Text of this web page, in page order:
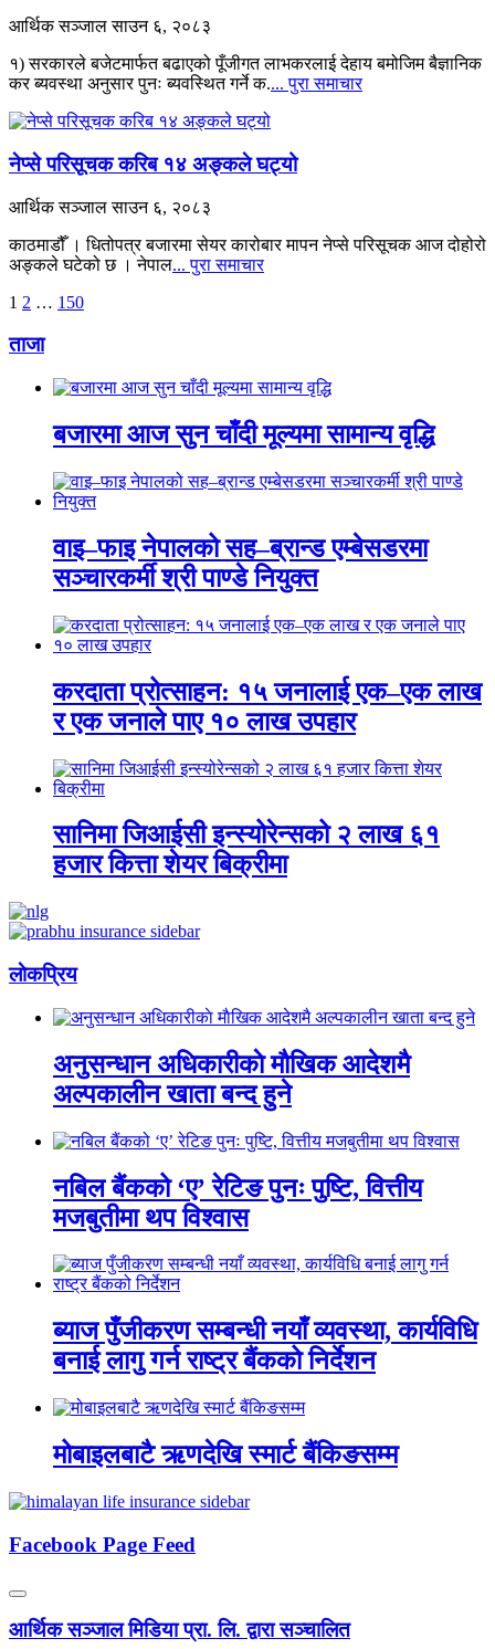
आर्थिक सञ्जालसाउन ६, २०८३
१) सरकारले बजेटमार्फत बढाएको पूँजीगत लाभकरलाई देहाय बमोजिम बैज्ञानिक
कर ब्यवस्था अनुसार पुनः ब्यवस्थित गर्ने क.... पुरा समाचार
नेप्से परिसूचक करिब १४ अङ्कले घट्यो
आर्थिक सञ्जालसाउन ६, २०८३
काठमाडौँ । धितोपत्र बजारमा सेयर कारोबार मापन नेप्से परिसूचक आज दोहोरो
अङ्कले घटेको छ । नेपाल... पुरा समाचार
1 2 … 150अर्को
ताजा
बजारमा आज सुन चाँदी मूल्यमा सामान्य वृद्धि
वाइ–फाइ नेपालको सह–ब्रान्ड एम्बेसडरमा
सञ्चारकर्मी श्री पाण्डे नियुक्त
करदाता प्रोत्साहन: १५ जनालाई एक–एक लाख
र एक जनाले पाए १० लाख उपहार
सानिमा जिआईसी इन्स्योरेन्सको २ लाख ६१
हजार कित्ता शेयर बिक्रीमा
लाेकप्रिय
अनुसन्धान अधिकारीकाे माैखिक आदेशमै
अल्पकालीन खाता बन्द हुने
नबिल बैंकको ‘ए’ रेटिङ पुनः पुष्टि, वित्तीय
मजबुतीमा थप विश्वास
ब्याज पुँजीकरण सम्बन्धी नयाँ व्यवस्था, कार्यविधि
बनाई लागु गर्न राष्ट्र बैंकको निर्देशन
मोबाइलबाटै ऋणदेखि स्मार्ट बैंकिङसम्म
Facebook Page Feed
आर्थिक सञ्जाल मिडिया प्रा. लि. द्वारा सञ्चालित